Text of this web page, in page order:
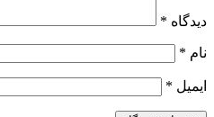
دیدگاه *
نام *
ایمیل *